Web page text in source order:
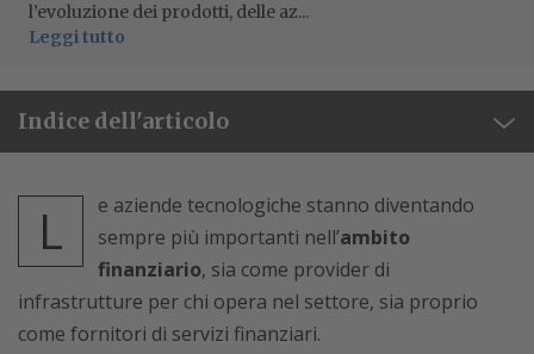
l’evoluzione dei prodotti, delle az...
Leggi tutto
Indice dell'articolo
L
e aziende tecnologiche stanno diventando
sempre più importanti nell’ambito
finanziario, sia come provider di
infrastrutture per chi opera nel settore, sia proprio
come fornitori di servizi finanziari.